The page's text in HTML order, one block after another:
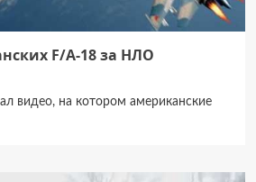
F/A-18 за НЛО
видео, на котором американские